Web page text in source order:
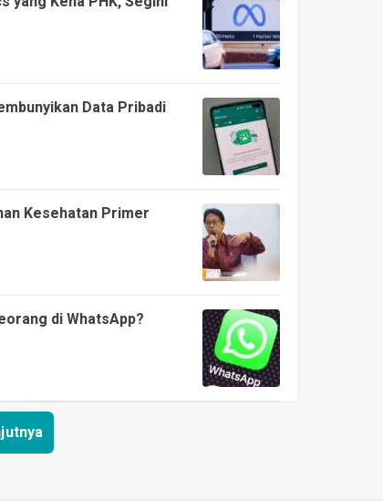
Data Pribadi
Kesehatan Primer
di WhatsApp?